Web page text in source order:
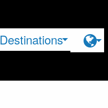
Destinations